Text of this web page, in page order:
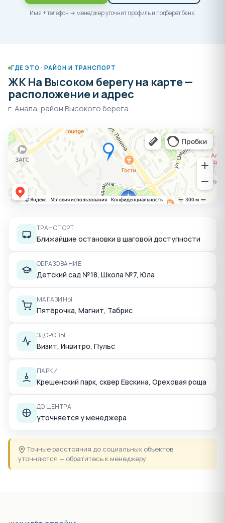
Имя + телефон → менеджер уточнит профиль и подберёт банк.
ГДЕ ЭТО · РАЙОН И ТРАНСПОРТ
ЖК На Высоком берегу на карте —
расположение и адрес
г. Анапа, район Высокого берега
ТРАНСПОРТ
Ближайшие остановки в шаговой доступности
ОБРАЗОВАНИЕ
Детский сад №18, Школа №7, Юла
МАГАЗИНЫ
Пятёрочка, Магнит, Табрис
ЗДОРОВЬЕ
Визит, Инвитро, Пульс
ПАРКИ
Крещенский парк, сквер Евскина, Ореховая роща
ДО ЦЕНТРА
уточняется у менеджера
Точные расстояния до социальных объектов
уточняются — обратитесь к менеджеру.